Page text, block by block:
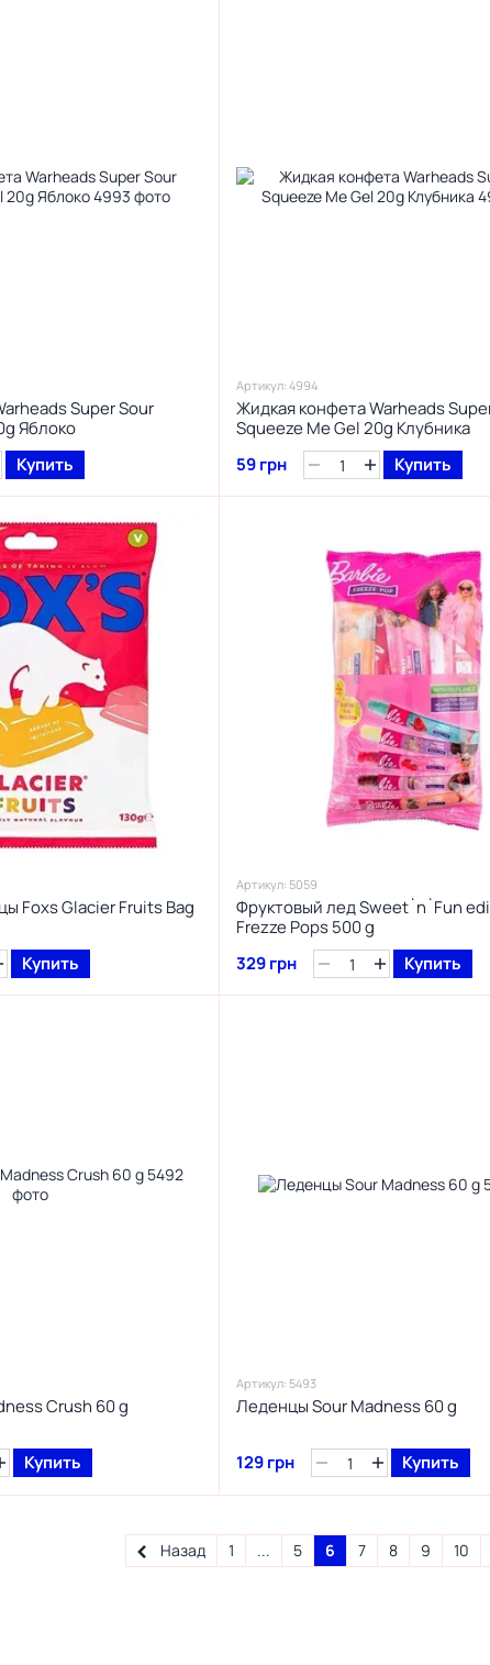
Super Sour
Яблоко
Купить
Артикул: 4994
Жидкая конфета Warheads
Squeeze Me Gel 20g Клубника
59 грн
Купить
Foxs Glacier Fruits Bag
Купить
Артикул: 5059
Фруктовый лед Sweet`n`Fun
Frezze Pops 500 g
329 грн
Купить
Crush 60 g
Купить
Артикул: 5493
Леденцы Sour Madness 60 g
129 грн Купить
Назад 1 ... 5 6 7 8 9 10